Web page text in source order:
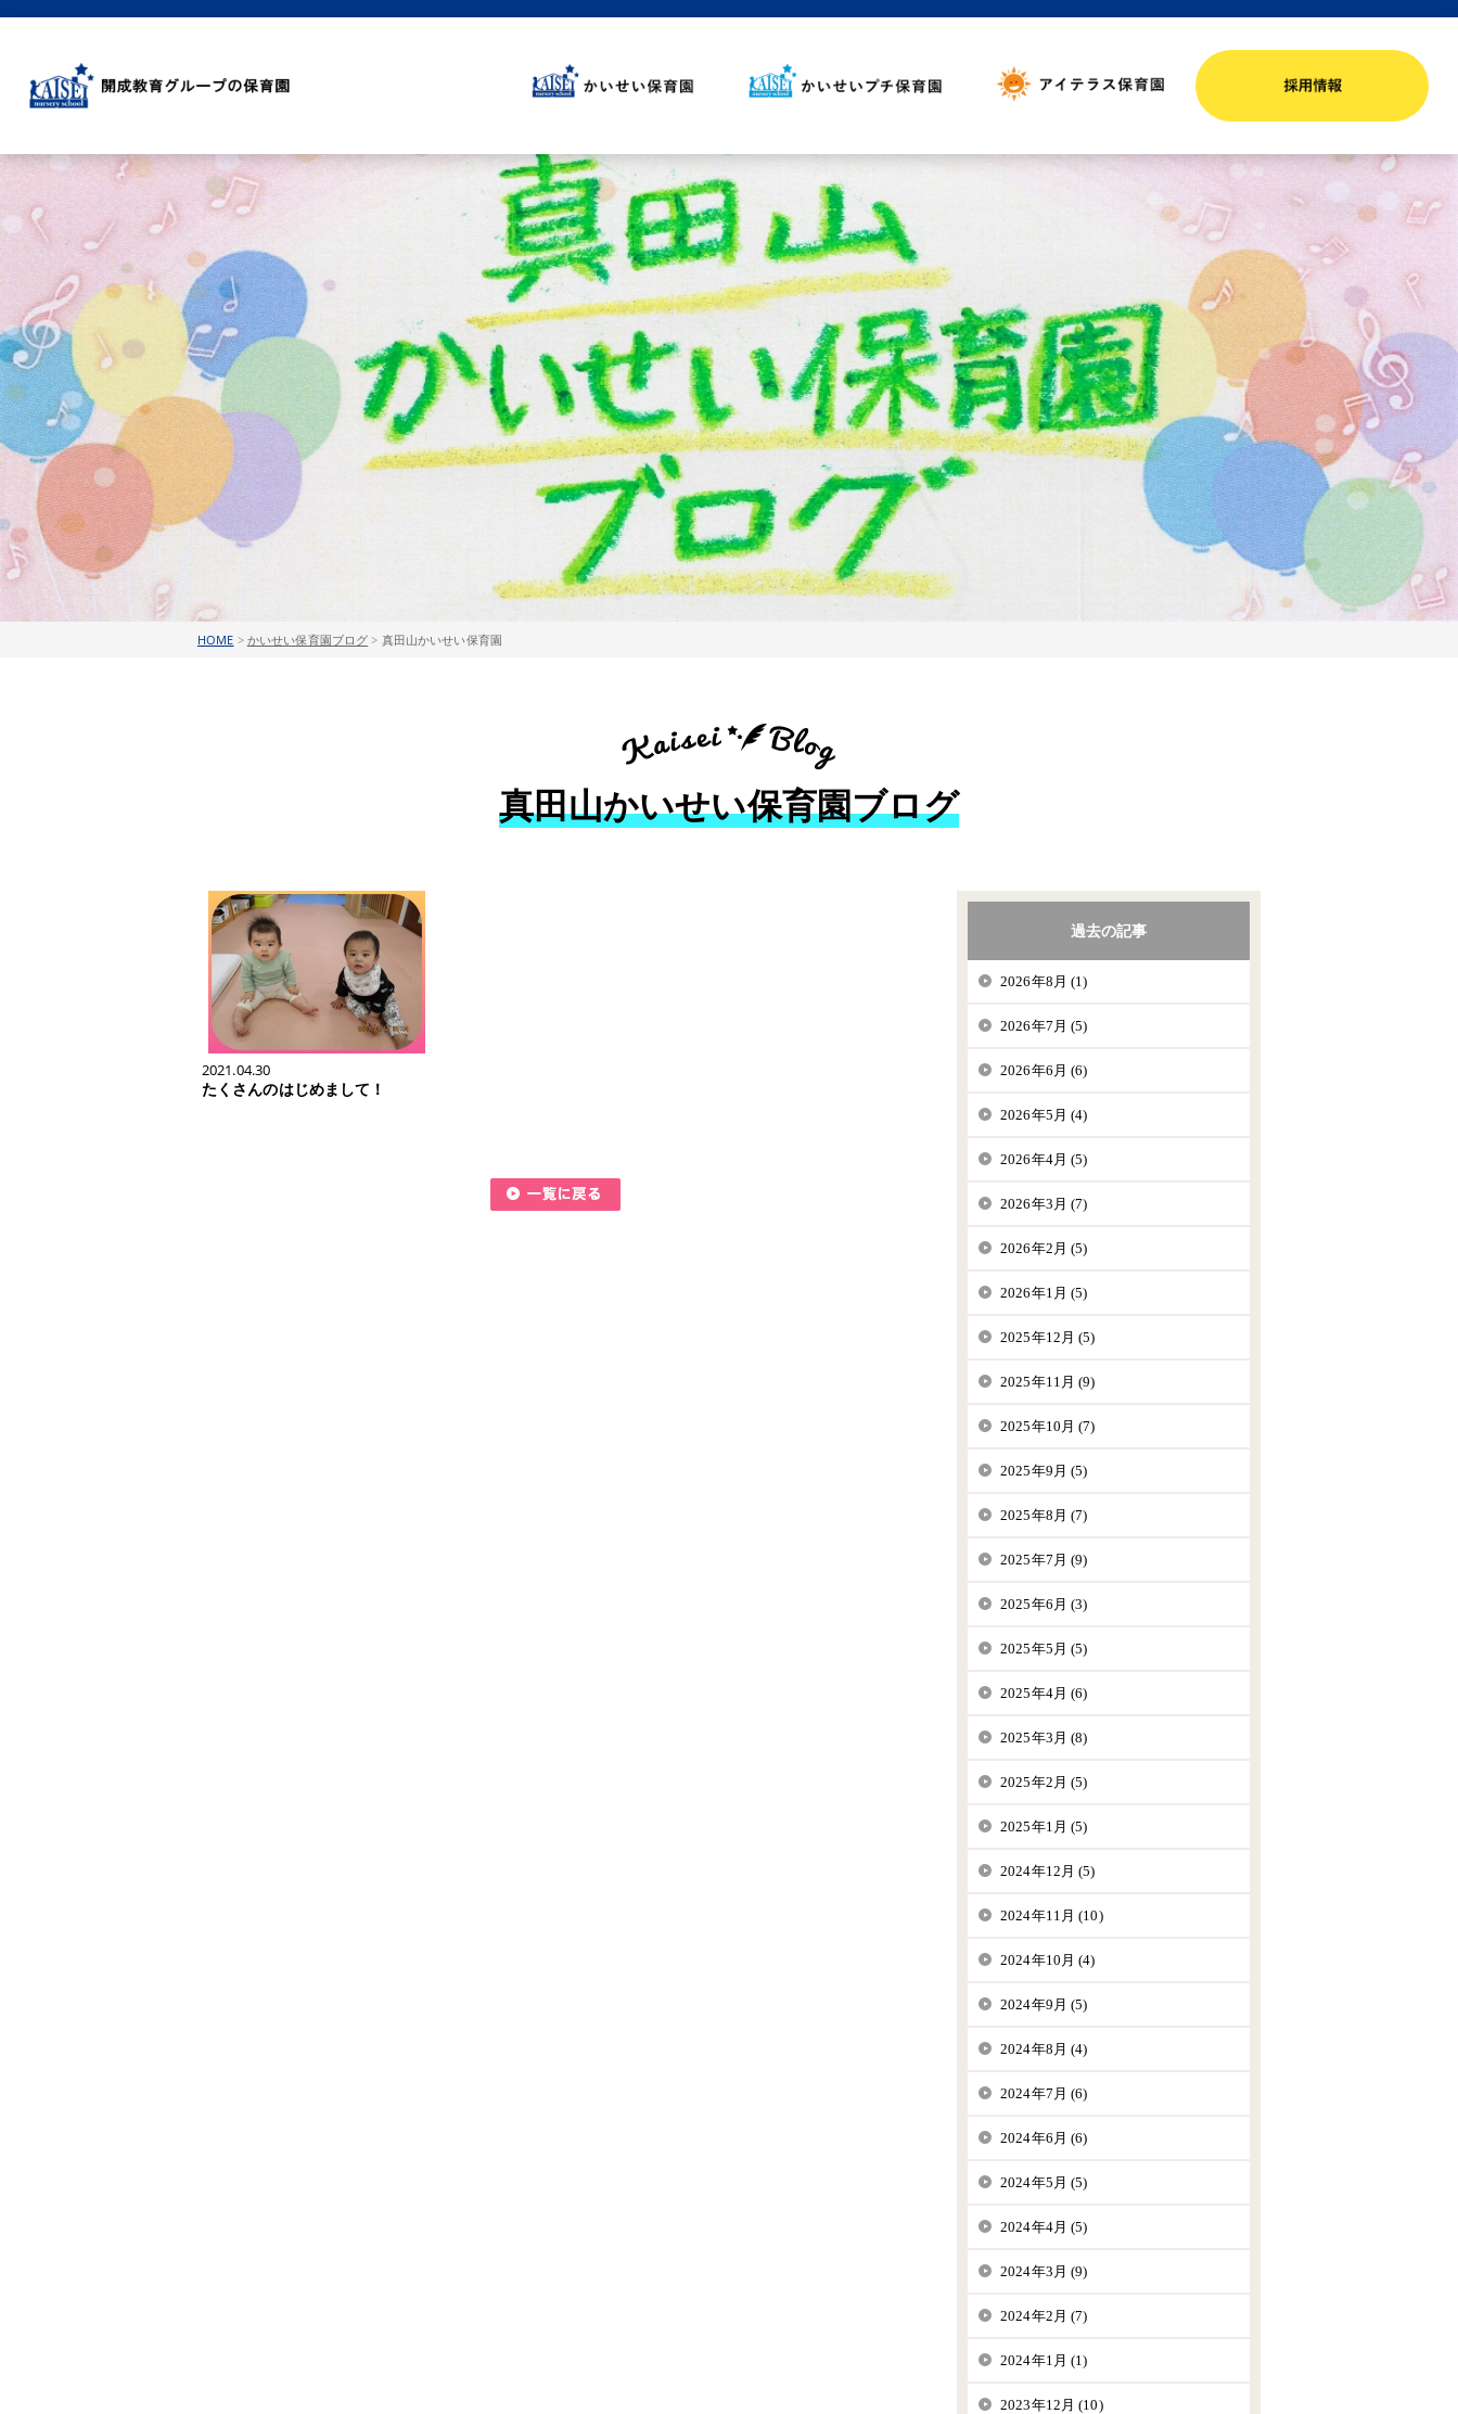
HOME > かいせい保育園ブログ > 真田山かいせい保育園
真田山かいせい保育園ブログ
2021.04.30
たくさんのはじめまして！
過去の記事
2026年8月 (1)
2026年7月 (5)
2026年6月 (6)
2026年5月 (4)
2026年4月 (5)
2026年3月 (7)
2026年2月 (5)
2026年1月 (5)
2025年12月 (5)
2025年11月 (9)
2025年10月 (7)
2025年9月 (5)
2025年8月 (7)
2025年7月 (9)
2025年6月 (3)
2025年5月 (5)
2025年4月 (6)
2025年3月 (8)
2025年2月 (5)
2025年1月 (5)
2024年12月 (5)
2024年11月 (10)
2024年10月 (4)
2024年9月 (5)
2024年8月 (4)
2024年7月 (6)
2024年6月 (6)
2024年5月 (5)
2024年4月 (5)
2024年3月 (9)
2024年2月 (7)
2024年1月 (1)
2023年12月 (10)